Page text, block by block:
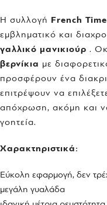
Η συλλογή French Time
εμβληματικό και
γαλλικό μανικιούρ .
βερνίκια με
προσφέρουν ένα
επιτρέψουν να
απόχρωση, ακόμη και
γοητεία.
Χαρακτηριστικά:
Εύκολη εφαρμογή, δεν
μεγάλη γυαλάδα